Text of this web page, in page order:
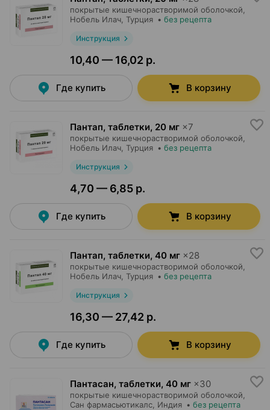
покрытые кишечнорастворимой оболочкой,
Нобель Илач , Турция • без рецепта
Инструкция
10,40 — 16,02 р.
Где купить В корзину
Пантап, таблетки, 20 мг ×7
покрытые кишечнорастворимой оболочкой,
Нобель Илач , Турция • без рецепта
Инструкция
4,70 — 6,85 р.
Где купить В корзину
Пантап, таблетки, 40 мг ×28
покрытые кишечнорастворимой оболочкой,
Нобель Илач , Турция • без рецепта
Инструкция
16,30 — 27,42 р.
Где купить В корзину
Пантасан, таблетки, 40 мг ×30
покрытые кишечнорастворимой оболочкой,
Сан фармасьютикалс , Индия • без рецепта